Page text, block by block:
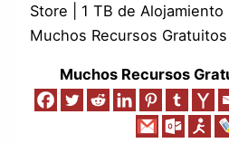
Store | 1 TB de Alojamiento
Muchos Recursos
Muchos Recursos